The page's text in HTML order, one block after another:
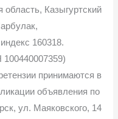
область, Казыгуртский
160318.
принимаются в
объявления по
ул. Маяковского, 14